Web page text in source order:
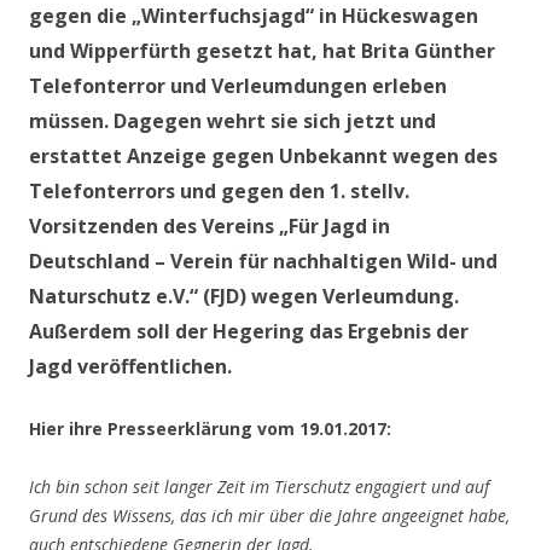
gegen die „Winterfuchsjagd“ in Hückeswagen
und Wipperfürth gesetzt hat, hat Brita Günther
Telefonterror und Verleumdungen erleben
müssen. Dagegen wehrt sie sich jetzt und
erstattet Anzeige gegen Unbekannt wegen des
Telefonterrors und gegen den 1. stellv.
Vorsitzenden des Vereins „Für Jagd in
Deutschland – Verein für nachhaltigen Wild- und
Naturschutz e.V.“ (FJD) wegen Verleumdung.
Außerdem soll der Hegering das Ergebnis der
Jagd veröffentlichen.
Hier ihre Presseerklärung vom 19.01.2017:
Ich bin schon seit langer Zeit im Tierschutz engagiert und auf
Grund des Wissens, das ich mir über die Jahre angeeignet habe,
auch entschiedene Gegnerin der Jagd.